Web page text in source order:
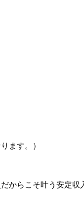
ます。）
からこそ叶う安定